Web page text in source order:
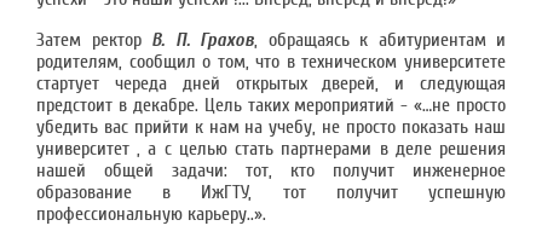
Затем ректор В. П. Грахов, обращаясь к абитуриентам и
родителям, сообщил о том, что в техническом университете
стартует череда дней открытых дверей, и следующая
предстоит в декабре. Цель таких мероприятий - «…не просто
убедить вас прийти к нам на учебу, не просто показать наш
университет , а с целью стать партнерами в деле решения
нашей общей задачи: тот, кто получит инженерное
образование в ИжГТУ, тот получит успешную
профессиональную карьеру..».